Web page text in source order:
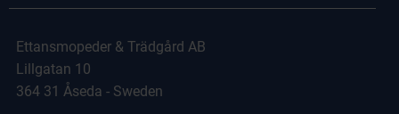
Ettansmopeder & Trädgård AB
Lillgatan 10
364 31 Åseda - Sweden